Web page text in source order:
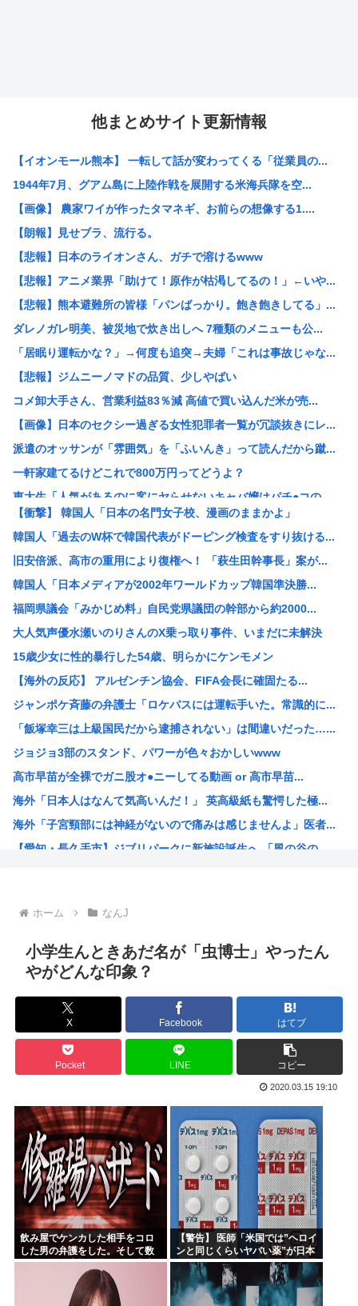
他まとめサイト更新情報
【イオンモール熊本】 一転して話が変わってくる「従業員の...
1944年7月、グアム島に上陸作戦を展開する米海兵隊を空...
【画像】 農家ワイが作ったタマネギ、お前らの想像する1....
【朗報】見せブラ、流行る。
【悲報】日本のライオンさん、ガチで溶けるwww
【悲報】アニメ業界「助けて！原作が枯渇してるの！」←いや...
【悲報】熊本避難所の皆様「パンばっかり。飽き飽きしてる」...
ダレノガレ明美、被災地で炊き出しへ 7種類のメニューも公...
「居眠り運転かな？」→何度も追突→夫婦「これは事故じゃな...
【悲報】ジムニーノマドの品質、少しやばい
コメ卸大手さん、営業利益83％減 高値で買い込んだ米が売...
【画像】日本のセクシー過ぎる女性犯罪者一覧が冗談抜きにレ...
派遣のオッサンが「雰囲気」を「ふいんき」って読んだから蹴...
一軒家建てるけどこれで800万円ってどうよ？
東大生「人気があるのに客にヤらせないキャバ嬢はパチ●コの...
NTR妻「(ごめんなさいあなた…私もうあなたのところへ戻...
AIで人員削減やりまくった結果
佐藤二朗、妻から33年目に初めて「ハグでもしてみっか」→...
公務員の給与って言うほど高いか？
イスラエル高官「日本よ、原爆式典とか被害者面やめね？中国...
この特徴、完全に毒親です。
ワイ、埼玉県がバカにされる理由がガチで分からない
【正論】アメリカ人観光客「東京は昔の街並みがなくてつまら...
【画像】イケおじ(54)、JK10人とハメ撮り770本撮...
葬儀屋「火葬プランはどうなさいますか？」 ワイ喪主「直葬...
【衝撃】ウイスキーを冷凍庫に入れると凍るwww
ナポリ大震災(マグニチュード4.7)
一人旅とかいう20代までしか絵にならない奴
【悲報】「自衛隊は違憲」←これどう思う？
【衝撃】 韓国人「日本の名門女子校、漫画のままかよ」
韓国人「過去のW杯で韓国代表がドーピング検査をすり抜ける...
旧安倍派、高市の重用により復権へ！ 「萩生田幹事長」案が...
韓国人「日本メディアが2002年ワールドカップ韓国準決勝...
福岡県議会「みかじめ料」自民党県議団の幹部から約2000...
大人気声優水瀬いのりさんのX乗っ取り事件、いまだに未解決
15歳少女に性的暴行した54歳、明らかにケンモメン
【海外の反応】 アルゼンチン協会、FIFA会長に確固たる...
ジャンポケ斉藤の弁護士「ロケバスには運転手いた。常識的に...
「飯塚幸三は上級国民だから逮捕されない」は間違いだった…...
ジョジョ3部のスタンド、パワーが色々おかしいwww
高市早苗が全裸でガニ股オ●ニーしてる動画 or 高市早苗...
海外「日本人はなんて気高いんだ！」 英高級紙も驚愕した極...
海外「子宮頸部には神経がないので痛みは感じませんよ」医者...
【愛知・長久手市】ジブリパークに新施設誕生へ 「風の谷の...
【画像】今期の覇権アニメが『天幕シャドウガール』に決まっ...
トランプの支持率低迷中の共和党、中間選挙では「民主党はも...
声優目指して上京したワイ、もう実家に帰ることを決意
高市早苗、被爆体験者と面会するも発言を禁止し握手のみ許可...
大谷翔平が今永昇太を睨みつける様子に全米騒然！←「最高の...
6月の消費支出-3.3%で7か月連続マイナス 総務省「貯...
韓国人「熊本地震で見る日本の土木技術の完全勝利をご覧くだ...
海外「素晴らしい！」日本が買収したUSスチール驚異の大復...
NARUTO、ここにきてガチで復権してしまう w w w...
海外「まるでタイムスリップしたみたいだ…！」日本の江戸時...
【衝撃】 韓国人「エボシ御前の声の人、若い頃がこれかよ」
首相官邸「高市総理の映像を悪用した偽サイトに注意してくだ...
ホーム なんJ
小学生んときあだ名が「虫博士」やったん
やがどんな印象？
X Facebook はてブ
Pocket LINE コピー
2020.03.15 19:10
飲み屋でケンカした相手をコロ
した男の弁護をした。そして数
年後、因果応報を思わせる出来
【警告】 医師「米国では”ヘロイ
ンと同じくらいヤバい薬”が日本
では平気で処方されてる」